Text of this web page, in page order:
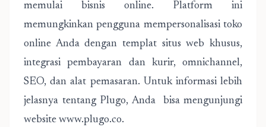
memulai bisnis online. Platform ini
memungkinkan pengguna mempersonalisasi toko
online Anda dengan templat situs web khusus,
integrasi pembayaran dan kurir, omnichannel,
SEO, dan alat pemasaran. Untuk informasi lebih
jelasnya tentang Plugo, Anda bisa mengunjungi
website www.plugo.co.